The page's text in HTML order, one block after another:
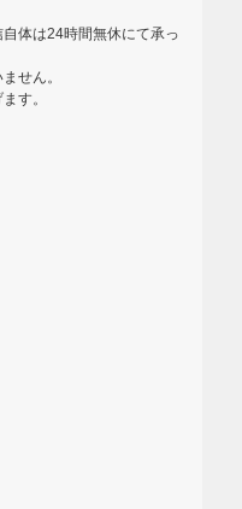
体は24時間無休にて承っ
せん。
す。